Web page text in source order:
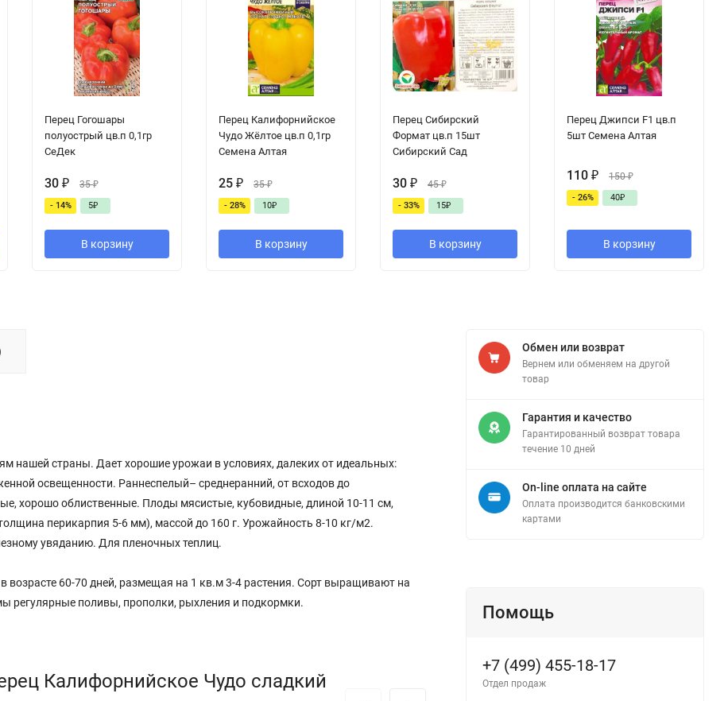
Перец Гогошары
полуострый цв.п 0,1гр
СеДек
30 ₽ 35₽
- 14% 5₽
В корзину
Перец Калифорнийское
Чудо Жёлтое цв.п 0,1гр
Семена Алтая
25 ₽ 35₽
- 28% 10₽
В корзину
Перец Сибирский
Формат цв.п 15шт
Сибирский Сад
30 ₽ 45₽
- 33% 15₽
В корзину
Перец Джипси F1 цв.п
5шт Семена Алтая
110 ₽ 150₽
- 26% 40₽
В корзину
нашей страны. Дает хорошие урожаи в условиях, далеких от идеальных:
освещенности. Раннеспелый– среднеранний, от всходов до
хорошо облиственные. Плоды мясистые, кубовидные, длиной 10-11 см,
перикарпия 5-6 мм), массой до 160 г. Урожайность 8-10 кг/м2.
увяданию. Для пленочных теплиц.
60-70 дней, размещая на 1 кв.м 3-4 растения. Сорт выращивают на
регулярные поливы, прополки, рыхления и подкормки.
Калифорнийское Чудо сладкий
Обмен или возврат
Вернем или обменяем на другой
товар
Гарантия и качество
Гарантированный возврат товара
течение 10 дней
On-line оплата на сайте
Оплата производится банковскими
картами
Помощь
+7 (499) 455-18-17
Отдел продаж